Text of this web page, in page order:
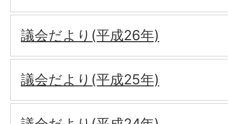
議会だより(平成26年)
議会だより(平成25年)